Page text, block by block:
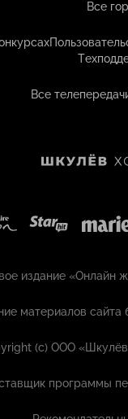
Все
Все
издание «Онлайн
материалов
(с) ООО
программы